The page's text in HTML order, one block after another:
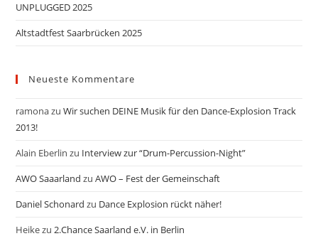
UNPLUGGED 2025
Altstadtfest Saarbrücken 2025
Neueste Kommentare
ramonazuWir suchen DEINE Musik für den Dance-Explosion Track
2013!
Alain Eberlin zu Interview zur “Drum-Percussion-Night”
AWO Saaarland zuAWO – Fest der Gemeinschaft
Daniel Schonard zu Dance Explosion rückt näher!
Heikezu2.Chance Saarland e.V. in Berlin